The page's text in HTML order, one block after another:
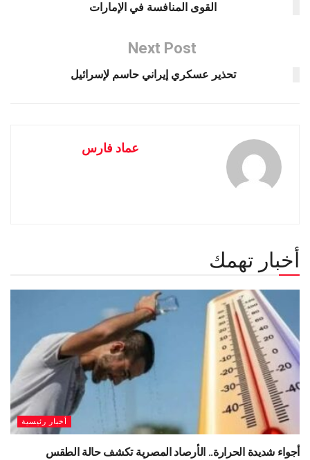
القوى المنافسة في الإمارات
Next Post
تحذير عسكري إيراني حاسم لإسرائيل
عماد فارس
أخبار تهمك
أخبار رئيسية
أجواء شديدة الحرارة.. الأرصاد المصرية تكشف حالة الطقس